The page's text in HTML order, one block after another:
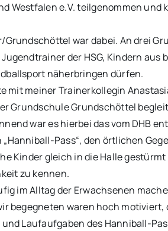
Westfalen e.V. teilgenommen
Grundschöttel war dabei. An drei
der HSG, Kindern aus
näherbringen dürfen.
mit meiner Trainerkollegin
Grundschule Grundschöttel
war es hierbei das vom DHB
„Hanniball-Pass“, den örtlichen
Kinder gleich in die Halle
zu kennen.
im Alltag der Erwachsenen
begegneten waren hoch
Laufaufgaben des Hanniball-